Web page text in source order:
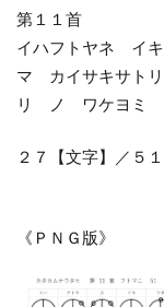
第１１首
イハフトヤネ イ
マ カイサキサト
リ ノ ワケヨミ
２７【文字】／５１
《ＰＮＧ版》